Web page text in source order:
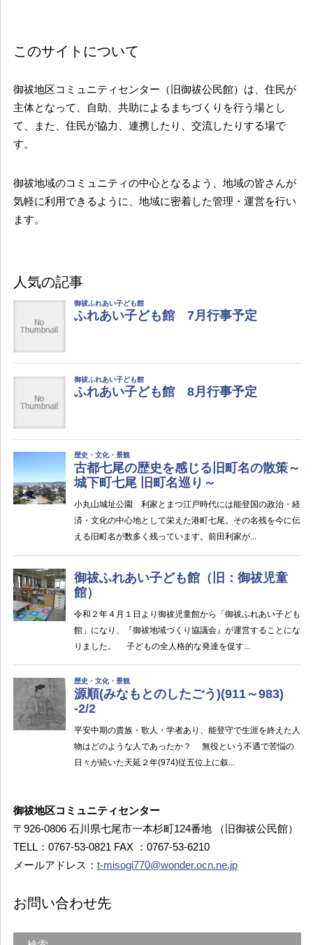
このサイトについて
御祓地区コミュニティセンター（旧御祓公民館）は、住民が
主体となって、自助、共助によるまちづくりを行う場とし
て、また、住民が協力、連携したり、交流したりする場で
す。
御祓地域のコミュニティの中心となるよう、地域の皆さんが
気軽に利用できるように、地域に密着した管理・運営を行い
ます。
人気の記事
御祓地区コミュニティセンター
〒926-0806 石川県七尾市一本杉町124番地 （旧御祓公民館）
TELL：0767-53-0821 FAX ：0767-53-6210
メールアドレス： t-misogi770@wonder.ocn.ne.jp
お問い合わせ先